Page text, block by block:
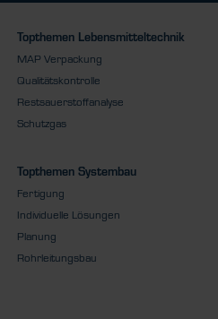
Topthemen Lebensmitteltechnik
MAP Verpackung
Qualitätskontrolle
Restsauerstoffanalyse
Schutzgas
Topthemen Systembau
Fertigung
Individuelle Lösungen
Planung
Rohrleitungsbau